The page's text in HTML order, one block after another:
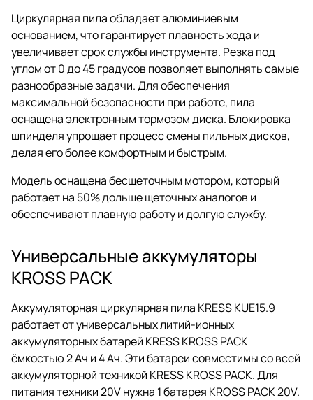
Циркулярная пила обладает алюминиевым
основанием, что гарантирует плавность хода и
увеличивает срок службы инструмента. Резка под
углом от 0 до 45 градусов позволяет выполнять самые
разнообразные задачи. Для обеспечения
максимальной безопасности при работе, пила
оснащена электронным тормозом диска. Блокировка
шпинделя упрощает процесс смены пильных дисков,
делая его более комфортным и быстрым.
Модель оснащена бесщеточным мотором, который
работает на 50% дольше щеточных аналогов и
обеспечивают плавную работу и долгую службу.
Универсальные аккумуляторы
KROSS PACK
Аккумуляторная циркулярная пила KRESS KUE15.9
работает от универсальных литий-ионных
аккумуляторных батарей KRESS KROSS PACK
ёмкостью 2 Ач и 4 Ач. Эти батареи совместимы со всей
аккумуляторной техникой KRESS KROSS PACK. Для
питания техники 20V нужна 1 батарея KROSS PACK 20V.